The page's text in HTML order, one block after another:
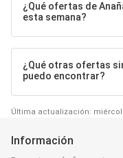
¿Qué ofertas de
esta semana?
¿Qué otras ofertas
puedo encontrar?
Última actualización:
Información